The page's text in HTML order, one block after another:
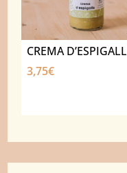
CREMA
3,75€